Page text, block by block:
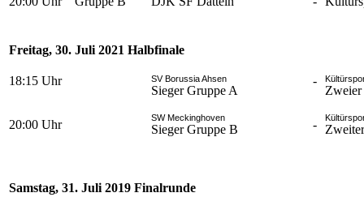
Freitag, 30. Juli 2021 Halbfinale
18:15 Uhr
20:00 Uhr
SV Borussia Ahsen
Sieger Gruppe A
SW Meckinghoven
Sieger Gruppe B
-
-
Samstag, 31. Juli 2019 Finalrunde